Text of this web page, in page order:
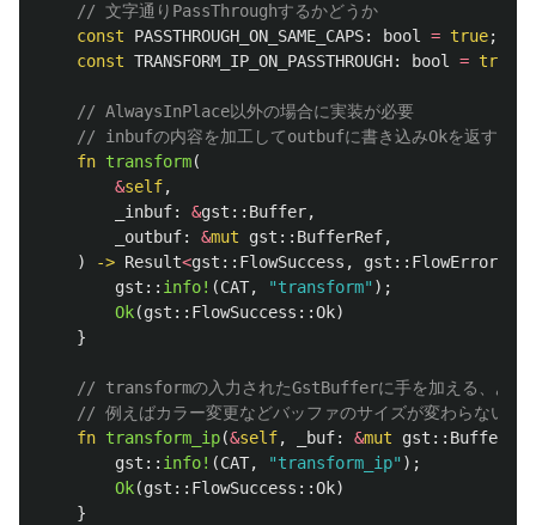
// 文字通りPassThroughするかどうか
const
PASSTHROUGH_ON_SAME_CAPS: bool = true;
const TRANSFORM_IP_ON_PASSTHROUGH: bool = true
// AlwaysInPlace以外の場合に実装が必要
// inbufの内容を加工してoutbufに書き込みOkを返すと
fn transform(
&self,
_inbuf: &gst :: Buffer,
_outbuf: &mut gst :: BufferRef,
)
-> Result<gst :: FlowSuccess , gst :: FlowError
gst :: info! (CAT, "transform" );
Ok(gst :: FlowSuccess ::Ok)
}
// transformの入力されたGstBufferに手を加える、ある
// 例えばカラー変更などバッファのサイズが変わらないな
fn transform_ip(&self, _buf: &mut gst :: BufferRef
gst :: info! (CAT, "transform_ip" );
Ok(gst :: FlowSuccess ::Ok)
}